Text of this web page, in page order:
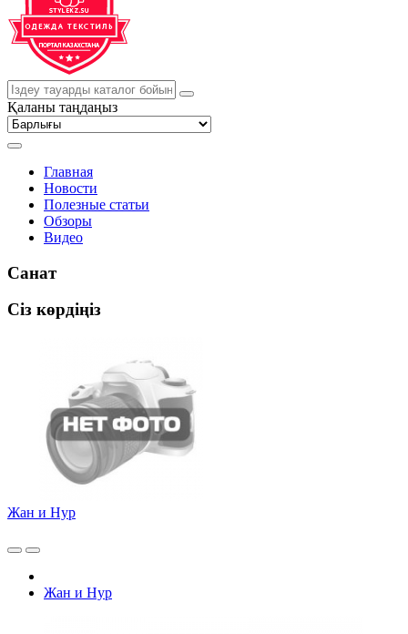
Қаланы таңдаңыз
Главная
Новости
Полезные статьи
Обзоры
Видео
Санат
Сіз көрдіңіз
Жан и Нур
Жан и Нур